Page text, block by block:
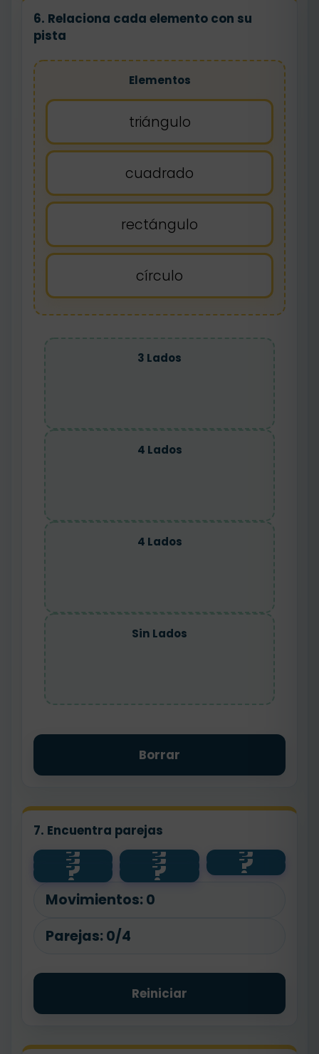
6. Relaciona cada elemento con su
pista
Elementos
triángulo
cuadrado
rectángulo
círculo
3 Lados
4 Lados
4 Lados
Sin Lados
Borrar
7. Encuentra parejas
?
triángulo ?
3 lados ?
4 lados
?
círculo ?
cuadrado ?
4 lados
?
sin lados ?
rectángul
o
Movimientos: 0
Parejas: 0/4
Reiniciar